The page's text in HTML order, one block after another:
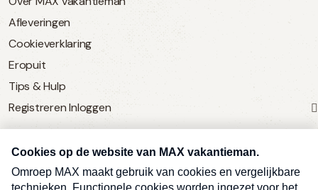
Afleveringen
Cookieverklaring
Eropuit
Tips & Hulp
Registreren Inloggen
SERVICE
Over Omroep MAX